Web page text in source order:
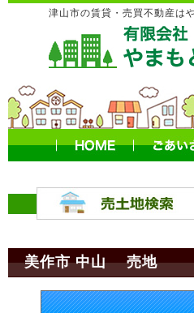
津山市の賃貸・売買不動産は
美作市 中山 売地